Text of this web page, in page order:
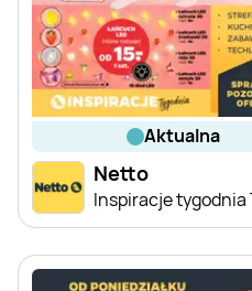
aktualna
Netto